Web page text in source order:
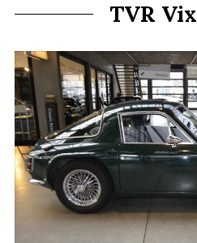
f
o
r
:
TVR